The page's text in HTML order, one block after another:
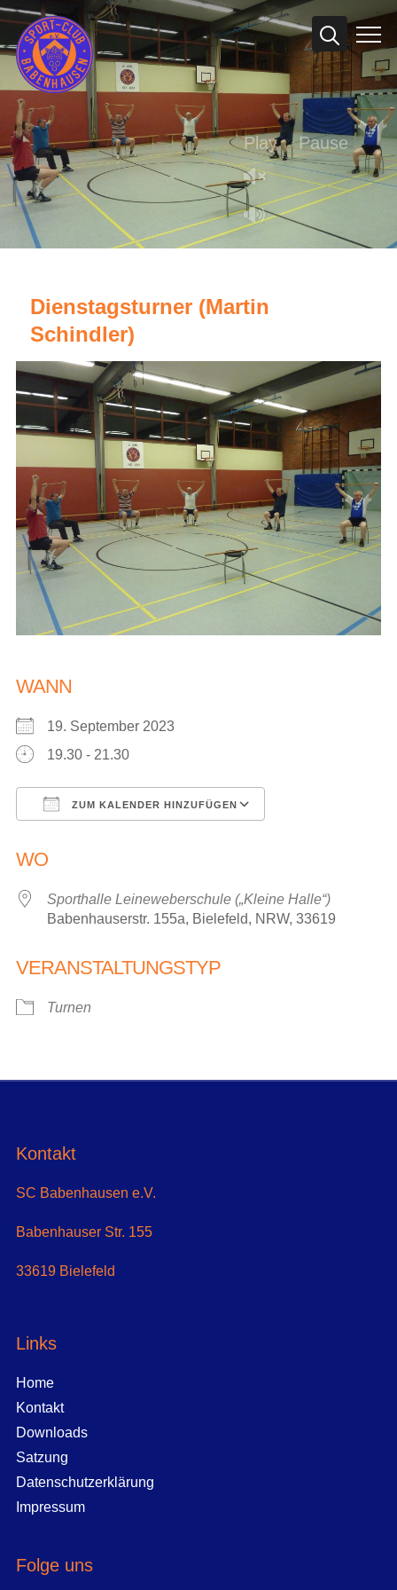
Info
Play Pause
Dienstagsturner (Martin
Schindler)
WANN
19. September 2023
19.30 - 21.30
ZUM KALENDER HINZUFÜGEN
WO
Sporthalle Leineweberschule („Kleine Halle“)
Babenhauserstr. 155a, Bielefeld, NRW, 33619
VERANSTALTUNGSTYP
Turnen
Kontakt
SC Babenhausen e.V.
Babenhauser Str. 155
33619 Bielefeld
Links
Home
Kontakt
Downloads
Satzung
Datenschutzerklärung
Impressum
Folge uns